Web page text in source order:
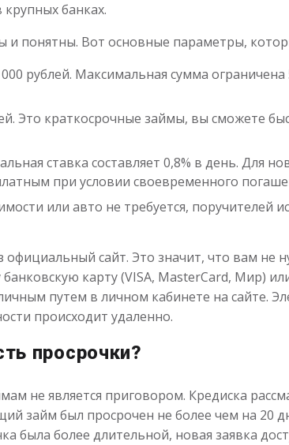
банках.
и понятны. Вот основные параметры,
рублей. Максимальная сумма
Это краткосрочные займы, вы сможете
ставка составляет 0,8% в день. Для
при условии своевременного
или авто не требуется, поручителей
сайт. Это значит, что вам не
карту (VISA, MasterCard, Мир)
путем в личном кабинете на сайте.
происходит удаленно.
просрочки?
не является приговором. Кредиска
займ был просрочен не более чем на
была более длительной, новая заявка